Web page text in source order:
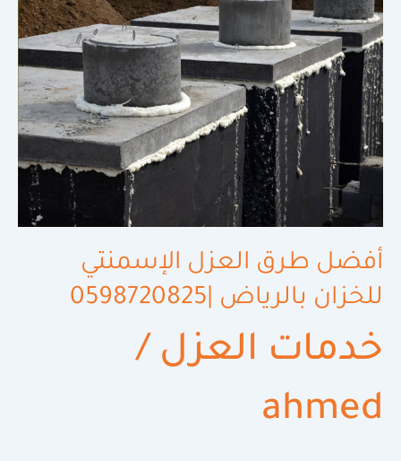
أفضل طرق العزل الإسمنتي
للخزان بالرياض |0598720825
خدمات العزل /
ahmed
طرق
العزل
الإسمنتي
للخزان
بالرياض
|0598720825